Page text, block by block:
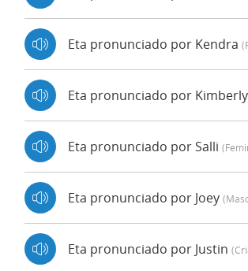
Eta pronunciado por Kendra
Eta pronunciado por Kimberly
Eta pronunciado por Salli
Eta pronunciado por Joey
Eta pronunciado por Justin